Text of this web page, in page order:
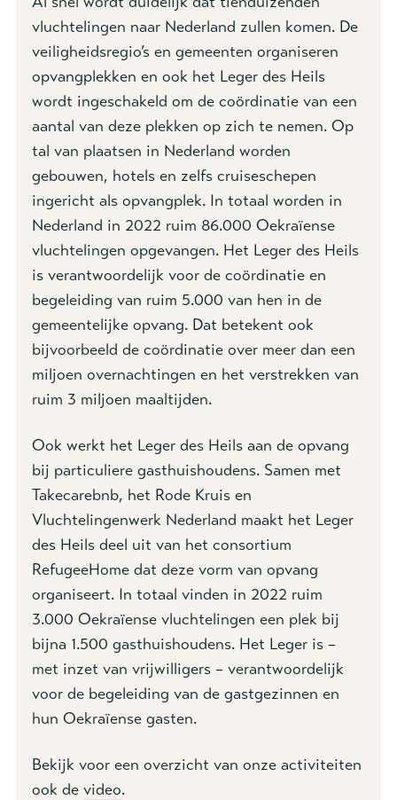
vluchtelingen naar Nederland zullen komen. De
veiligheidsregio’s en gemeenten organiseren
opvangplekken en ook het Leger des Heils
wordt ingeschakeld om de coördinatie van een
aantal van deze plekken op zich te nemen. Op
tal van plaatsen in Nederland worden
gebouwen, hotels en zelfs cruiseschepen
ingericht als opvangplek. In totaal worden in
Nederland in 2022 ruim 86.000 Oekraïense
vluchtelingen opgevangen. Het Leger des Heils
is verantwoordelijk voor de coördinatie en
begeleiding van ruim 5.000 van hen in de
gemeentelijke opvang. Dat betekent ook
bijvoorbeeld de coördinatie over meer dan een
miljoen overnachtingen en het verstrekken van
ruim 3 miljoen maaltijden.
Ook werkt het Leger des Heils aan de opvang
bij particuliere gasthuishoudens. Samen met
Takecarebnb, het Rode Kruis en
Vluchtelingenwerk Nederland maakt het Leger
des Heils deel uit van het consortium
RefugeeHome dat deze vorm van opvang
organiseert. In totaal vinden in 2022 ruim
3.000 Oekraïense vluchtelingen een plek bij
bijna 1.500 gasthuishoudens. Het Leger is –
met inzet van vrijwilligers – verantwoordelijk
voor de begeleiding van de gastgezinnen en
hun Oekraïense gasten.
Bekijk voor een overzicht van onze activiteiten
ook de video.